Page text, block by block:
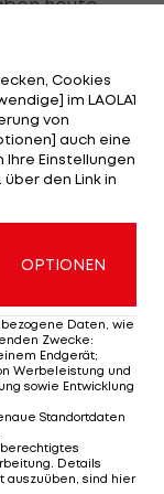
heute,
besser:
korrigieren,
Toren für
auch
Stratege
Auf die
"Wir haben
geht darum,
Wir hoffen,
und das es
Cookies
im LAOLA1
von
auch eine
Ihre Einstellungen
den Link in
OPTIONEN
Daten, wie
Zwecke:
Endgerät;
Werbeleistung und
sowie Entwicklung
Standortdaten
Details
auszuüben, sind hier